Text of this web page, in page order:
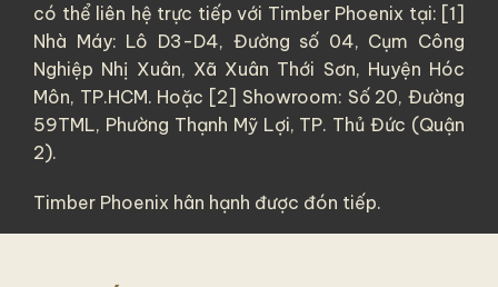
có thể liên hệ trực tiếp với Timber Phoenix tại: [1]
Nhà Máy: Lô D3-D4, Đường số 04, Cụm Công
Nghiệp Nhị Xuân, Xã Xuân Thới Sơn, Huyện Hóc
Môn, TP.HCM. Hoặc [2] Showroom: Số 20, Đường
59TML, Phường Thạnh Mỹ Lợi, TP. Thủ Đức (Quận
2).
Timber Phoenix hân hạnh được đón tiếp.